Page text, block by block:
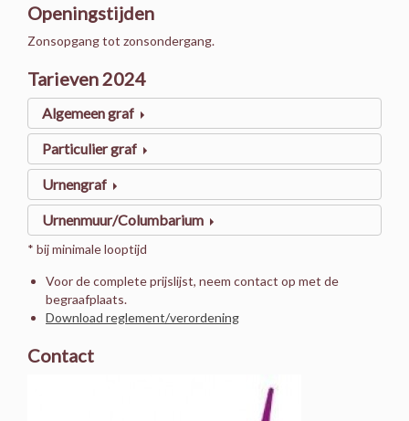
Openingstijden
Zonsopgang tot zonsondergang.
Tarieven 2024
Algemeen graf
Particulier graf
Urnengraf
Urnenmuur/Columbarium
* bij minimale looptijd
Voor de complete prijslijst, neem contact op met de
begraafplaats.
Download reglement/verordening
Contact